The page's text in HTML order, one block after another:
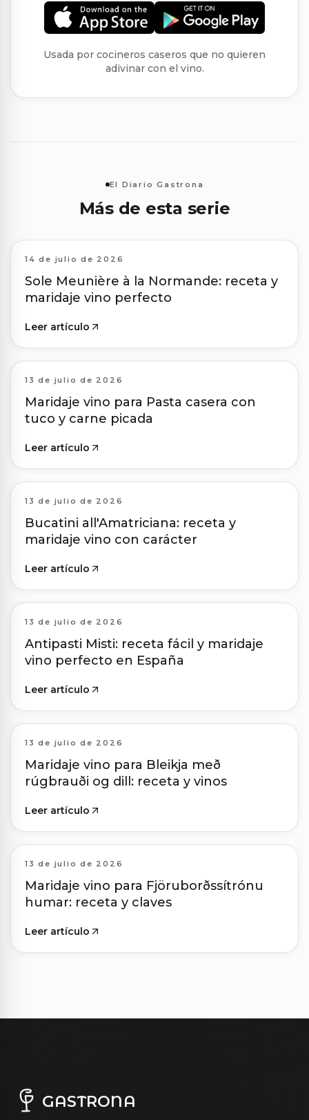
Usada por cocineros caseros que no quieren
adivinar con el vino.
El Diario Gastrona
Más de esta serie
14 de julio de 2026
Sole Meunière à la Normande: receta y
maridaje vino perfecto
Leer artículo
13 de julio de 2026
Maridaje vino para Pasta casera con
tuco y carne picada
Leer artículo
13 de julio de 2026
Bucatini all'Amatriciana: receta y
maridaje vino con carácter
Leer artículo
13 de julio de 2026
Antipasti Misti: receta fácil y maridaje
vino perfecto en España
Leer artículo
13 de julio de 2026
Maridaje vino para Bleikja með
rúgbrauði og dill: receta y vinos
Leer artículo
13 de julio de 2026
Maridaje vino para Fjöruborðssítrónu
humar: receta y claves
Leer artículo
GASTRONA